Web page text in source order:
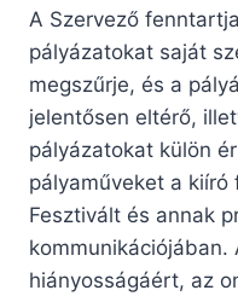
A Szervező
pályázatokat saját
megszűrje, és a
jelentősen eltérő,
pályázatokat külön
pályaműveket a
Fesztivált és annak
hiányosságáért, az